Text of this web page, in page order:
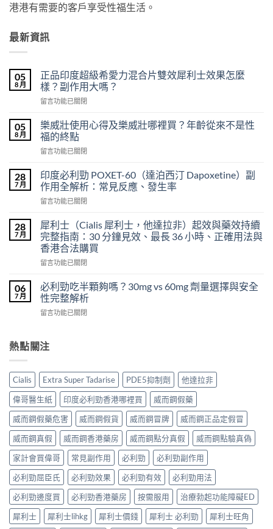
港港有需要的客戶享受性福生活。
最新資訊
05
8 月
正品印度超級希愛力混合片雙效犀利士效果怎麼
樣？副作用大嗎？
在
品
印
度
超
希
愛
力
混
片
雙
效
犀
利
效
果
怎
麼
作
嗎？〉
中
留言功能已關閉
05
8 月
樂威壯使用心得及樂威壯哪裡買？年齡從來不是性
福的終點
在
威
壯
使
用
得
及
樂
威
壯
裡
買？
年
齡
不
福
的
終
點〉
中
留言功能已關閉
28
7 月
印度必利勁 POXET-60（達泊西汀 Dapoxetine）副
作用全解析：常見反應、發生率
在
度
必
利
勁
POXET-
泊
西
汀
Dapoxetine）
用
析：
常
見
反
應、
發
生
率〉
中
留言功能已關閉
28
7 月
犀利士（Cialis 犀利士，他達拉非）起效與藥效持續
完整指南：30 分鐘見效、最長 36 小時、正確用法與
香港合法購買
在
利
士
（Cialis
犀
他
非）
起
效
與
藥
效
持
續
完
整
指
南：
30
分
鐘
留言功能已關閉
06
7 月
必利勁吃半顆夠嗎？30mg vs 60mg 劑量選擇與安全
性完整解析
在
勁
吃
顆
夠
嗎？
30mg
vs
60mg
劑
量
選
擇
與
安
全
性
留言功能已關閉
熱點關注
Cialis Extra Super Tadarise PDE5抑制劑
他達拉非
偉哥醫生紙
印度必利勁香港哪裡買
威而鋼假藥
威而鋼假藥危害
威而鋼假貨 威而鋼冒牌
威而鋼正品定假冒
威而鋼真假
威而鋼香港藥房 威而鋼點分真假
威而鋼點驗真偽
家計會買偉哥
常見副作用 必利勁
必利勁副作用
必利勁屈臣氏
必利勁效果 必利勁有效
必利勁用法
必利勁邊度買
必利勁香港藥房 按需服用
治療勃起功能障礙ED
犀利士
犀利士lihkg 犀利士價錢 犀利士 必利勁 犀利士旺角